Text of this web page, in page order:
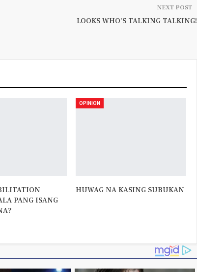
NEXT POST
LOOKS WHO’S TALKING TALKING!
PANG ISANG
OPINION
HUWAG NA KASING SUBUKAN